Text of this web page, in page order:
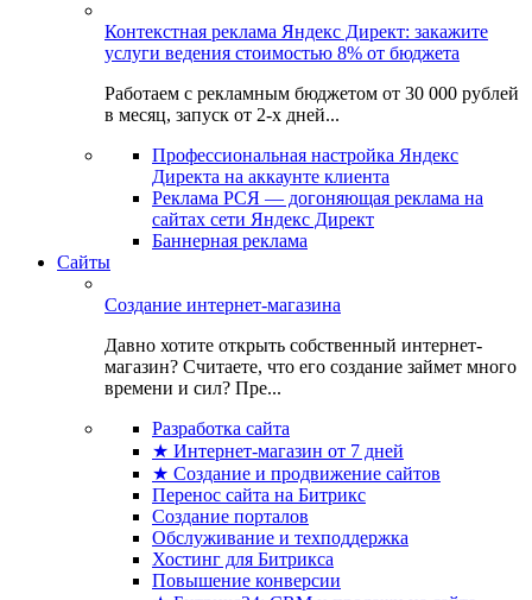
Контекстная реклама Яндекс Директ: закажите
услуги ведения стоимостью 8% от бюджета
Работаем с рекламным бюджетом от 30 000 рублей
в месяц, запуск от 2-х дней...
Профессиональная настройка Яндекс
Директа на аккаунте клиента
Реклама РСЯ — догоняющая реклама на
сайтах сети Яндекс Директ
Баннерная реклама
Сайты
Создание интернет-магазина
Давно хотите открыть собственный интернет-
магазин? Считаете, что его создание займет много
времени и сил? Пре...
Разработка сайта
★ Интернет-магазин от 7 дней
★ Создание и продвижение сайтов
Перенос сайта на Битрикс
Создание порталов
Обслуживание и техподдержка
Хостинг для Битрикса
Повышение конверсии